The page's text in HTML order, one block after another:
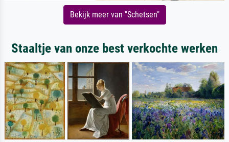
Bekijk meer van "Schetsen"
Staaltje van onze best verkochte werken